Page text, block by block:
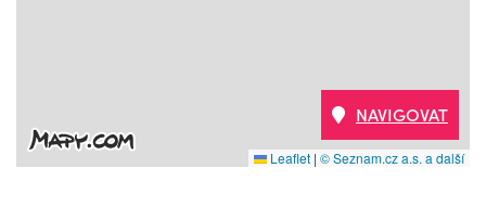
Leaflet | © Seznam.cz a.s. a další
NAVIGOVAT